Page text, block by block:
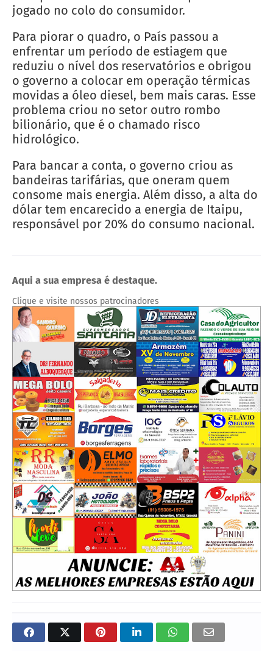
jogado no colo do consumidor.
Para piorar o quadro, o País passou a
enfrentar um período de estiagem que
reduziu o nível dos reservatórios e obrigou
o governo a colocar em operação térmicas
movidas a óleo diesel, bem mais caras. Esse
problema criou no setor outro rombo
bilionário, que é o chamado risco
hidrológico.
Para bancar a conta, o governo criou as
bandeiras tarifárias, que oneram quem
consome mais energia. Além disso, a alta do
dólar tem encarecido a energia de Itaipu,
responsável por 20% do consumo nacional.
Aqui a sua empresa é destaque.
Clique e visite nossos patrocinadores